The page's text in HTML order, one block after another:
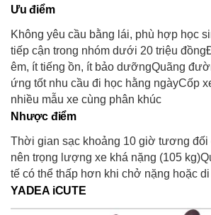
Ưu điểm
Không yêu cầu bằng lái, phù hợp học
tiếp cận trong nhóm dưới 20 triệu
êm, ít tiếng ồn, ít bảo dưỡngQuãng
ứng tốt nhu cầu đi học hằng ngàyCốp
nhiều mẫu xe cùng phân khúc
Nhược điểm
Thời gian sạc khoảng 10 giờ tương
nên trọng lượng xe khá nặng (105
tế có thể thấp hơn khi chở nặng hoặc
YADEA iCUTE